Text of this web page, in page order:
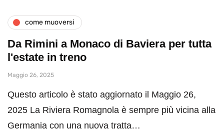
come muoversi
Da Rimini a Monaco di Baviera per tutta
l'estate in treno
Maggio 26, 2025
Questo articolo è stato aggiornato il Maggio 26,
2025 La Riviera Romagnola è sempre più vicina alla
Germania con una nuova tratta…